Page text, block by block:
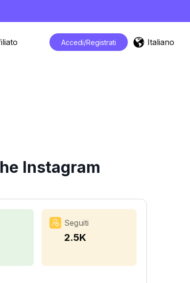
Accedi/Registrati Italiano
Instagram
Seguiti
2.5K